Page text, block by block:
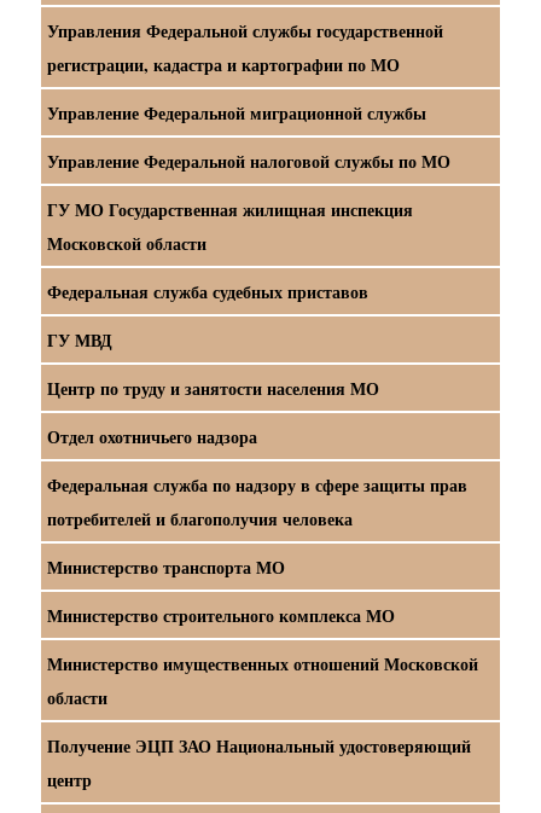
Управления Федеральной службы государственной
регистрации, кадастра и картографии по МО
Управление Федеральной миграционной службы
Управление Федеральной налоговой службы по МО
ГУ МО Государственная жилищная инспекция
Московской области
Федеральная служба судебных приставов
ГУ МВД
Центр по труду и занятости населения МО
Отдел охотничьего надзора
Федеральная служба по надзору в сфере защиты прав
потребителей и благополучия человека
Министерство транспорта МО
Министерство строительного комплекса МО
Министерство имущественных отношений Московской
области
Получение ЭЦП ЗАО Национальный удостоверяющий
центр